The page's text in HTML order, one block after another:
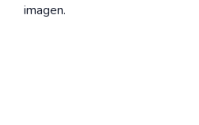
imagen.